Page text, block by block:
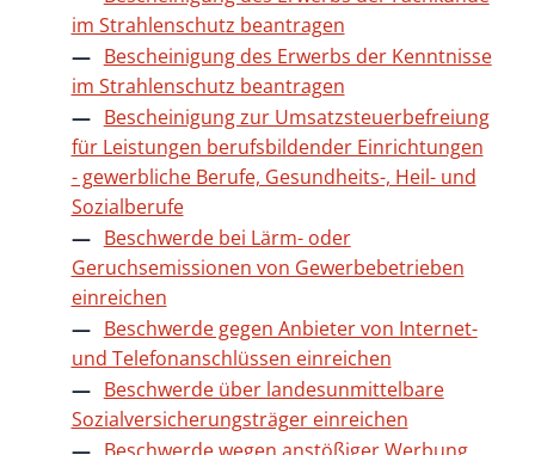
im Strahlenschutz beantragen
Bescheinigung des Erwerbs der Kenntnisse
im Strahlenschutz beantragen
Bescheinigung zur Umsatzsteuerbefreiung
für Leistungen berufsbildender Einrichtungen
- gewerbliche Berufe, Gesundheits-, Heil- und
Sozialberufe
Beschwerde bei Lärm- oder
Geruchsemissionen von Gewerbebetrieben
einreichen
Beschwerde gegen Anbieter von Internet-
und Telefonanschlüssen einreichen
Beschwerde über landesunmittelbare
Sozialversicherungsträger einreichen